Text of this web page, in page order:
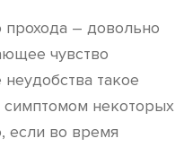
– довольно
чувство
такое
некоторых
если во время